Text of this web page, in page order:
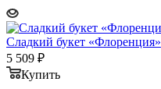
Сладкий букет «Флоренция»
5 509 ₽
Купить